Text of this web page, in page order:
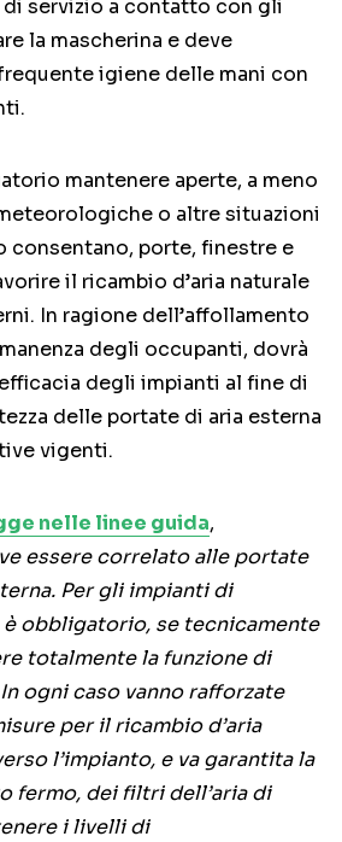
di servizio a contatto con gli
la mascherina e deve
igiene delle mani con
mantenere aperte, a meno
o altre situazioni
consentano, porte, finestre e
il ricambio d’aria naturale
In ragione dell’affollamento
degli occupanti, dovrà
degli impianti al fine di
delle portate di aria esterna
vigenti.
nelle linee guida,
essere correlato alle portate
Per gli impianti di
obbligatorio, se tecnicamente
totalmente la funzione di
ogni caso vanno rafforzate
per il ricambio d’aria
l’impianto, e va garantita la
fermo, dei filtri dell’aria di
i livelli di